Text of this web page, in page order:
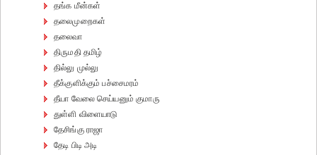
தங்க மீன்கள்
தலைமுறைகள்
தலைவா
திருமதி தமிழ்
தில்லு முல்லு
தீக்குளிக்கும் பச்சைமரம்
தீயா வேலை செய்யனும் குமாரு
துள்ளி விளையாடு
தேசிங்கு ராஜா
தேடி பிடி அடி